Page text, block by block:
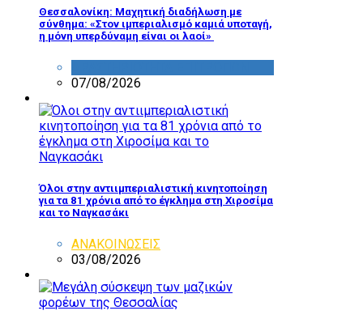
Θεσσαλονίκη: Μαχητική διαδήλωση με
σύνθημα: «Στον ιμπεριαλισμό καμιά υποταγή,
η μόνη υπερδύναμη είναι οι λαοί»
07/08/2026
Όλοι στην αντιιμπεριαλιστική κινητοποίηση
για τα 81 χρόνια από το έγκλημα στη Χιροσίμα
και το Ναγκασάκι
ΑΝΑΚΟΙΝΩΣΕΙΣ
03/08/2026